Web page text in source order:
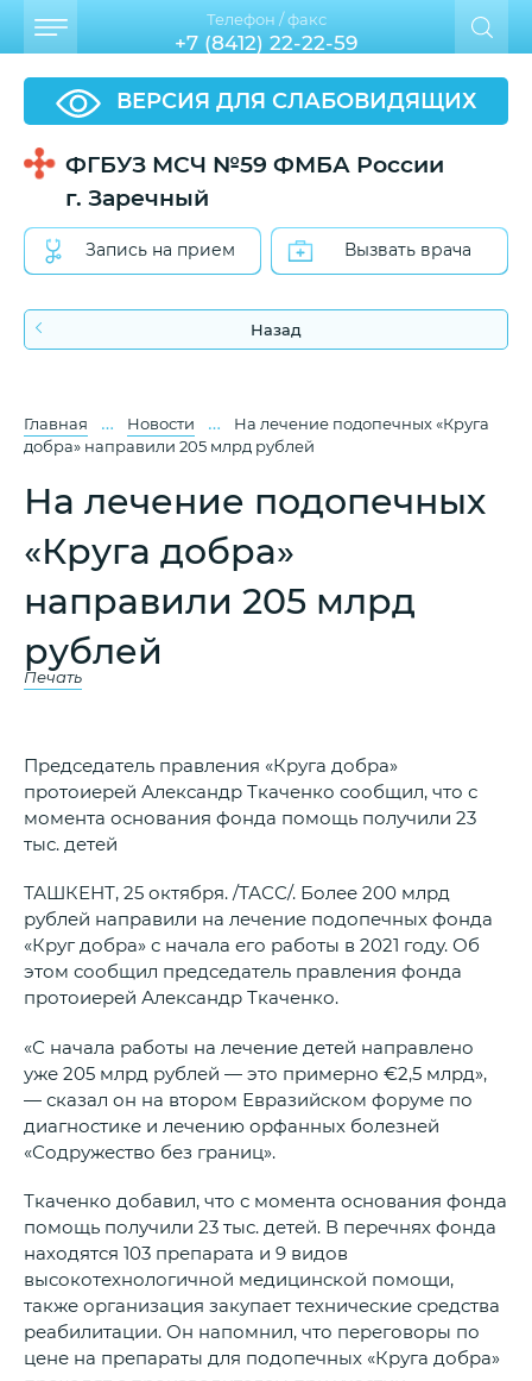
ВЕРСИЯ ДЛЯ СЛАБОВИДЯЩИХ
ФГБУЗ МСЧ №59 ФМБА России
г. Заречный
Запись на прием Вызвать врача
Телефон / факс
+7 (8412) 22-22-59
Назад
Главная … Новости …
На лечение подопечных «Круга
добра» направили 205 млрд рублей
На лечение подопечных
«Круга добра»
направили 205 млрд
рублей
Печать
Председатель правления «Круга добра»
протоиерей Александр Ткаченко сообщил, что с
момента основания фонда помощь получили 23
тыс. детей
ТАШКЕНТ, 25 октября. /ТАСС/. Более 200 млрд
рублей направили на лечение подопечных фонда
«Круг добра» с начала его работы в 2021 году. Об
этом сообщил председатель правления фонда
протоиерей Александр Ткаченко.
«С начала работы на лечение детей направлено
уже 205 млрд рублей — это примерно €2,5 млрд»,
— сказал он на втором Евразийском форуме по
диагностике и лечению орфанных болезней
«Содружество без границ».
Ткаченко добавил, что с момента основания фонда
помощь получили 23 тыс. детей. В перечнях фонда
находятся 103 препарата и 9 видов
высокотехнологичной медицинской помощи,
также организация закупает технические средства
реабилитации. Он напомнил, что переговоры по
цене на препараты для подопечных «Круга добра»